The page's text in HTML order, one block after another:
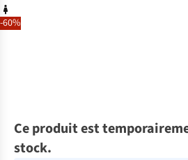
-60%
Ce produit est
stock.